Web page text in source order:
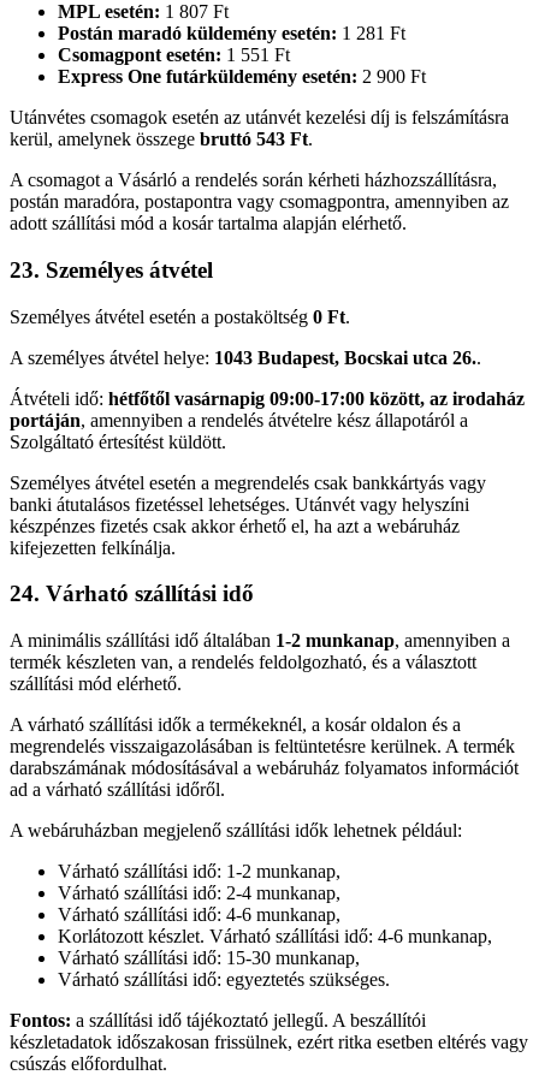
MPL esetén: 1 807 Ft
Postán maradó küldemény esetén: 1 281 Ft
Csomagpont esetén: 1 551 Ft
Express One futárküldemény esetén: 2 900 Ft
Utánvétes csomagok esetén az utánvét kezelési díj is felszámításra
kerül, amelynek összege bruttó 543 Ft.
A csomagot a Vásárló a rendelés során kérheti házhozszállításra,
postán maradóra, postapontra vagy csomagpontra, amennyiben az
adott szállítási mód a kosár tartalma alapján elérhető.
23. Személyes átvétel
Személyes átvétel esetén a postaköltség 0 Ft.
A személyes átvétel helye: 1043 Budapest, Bocskai utca 26..
Átvételi idő: hétfőtől vasárnapig 09:00-17:00 között, az irodaház
portáján, amennyiben a rendelés átvételre kész állapotáról a
Szolgáltató értesítést küldött.
Személyes átvétel esetén a megrendelés csak bankkártyás vagy
banki átutalásos fizetéssel lehetséges. Utánvét vagy helyszíni
készpénzes fizetés csak akkor érhető el, ha azt a webáruház
kifejezetten felkínálja.
24. Várható szállítási idő
A minimális szállítási idő általában 1-2 munkanap, amennyiben a
termék készleten van, a rendelés feldolgozható, és a választott
szállítási mód elérhető.
A várható szállítási idők a termékeknél, a kosár oldalon és a
megrendelés visszaigazolásában is feltüntetésre kerülnek. A termék
darabszámának módosításával a webáruház folyamatos információt
ad a várható szállítási időről.
A webáruházban megjelenő szállítási idők lehetnek például:
Várható szállítási idő: 1-2 munkanap,
Várható szállítási idő: 2-4 munkanap,
Várható szállítási idő: 4-6 munkanap,
Korlátozott készlet. Várható szállítási idő: 4-6 munkanap,
Várható szállítási idő: 15-30 munkanap,
Várható szállítási idő: egyeztetés szükséges.
Fontos: a szállítási idő tájékoztató jellegű. A beszállítói
készletadatok időszakosan frissülnek, ezért ritka esetben eltérés vagy
csúszás előfordulhat.